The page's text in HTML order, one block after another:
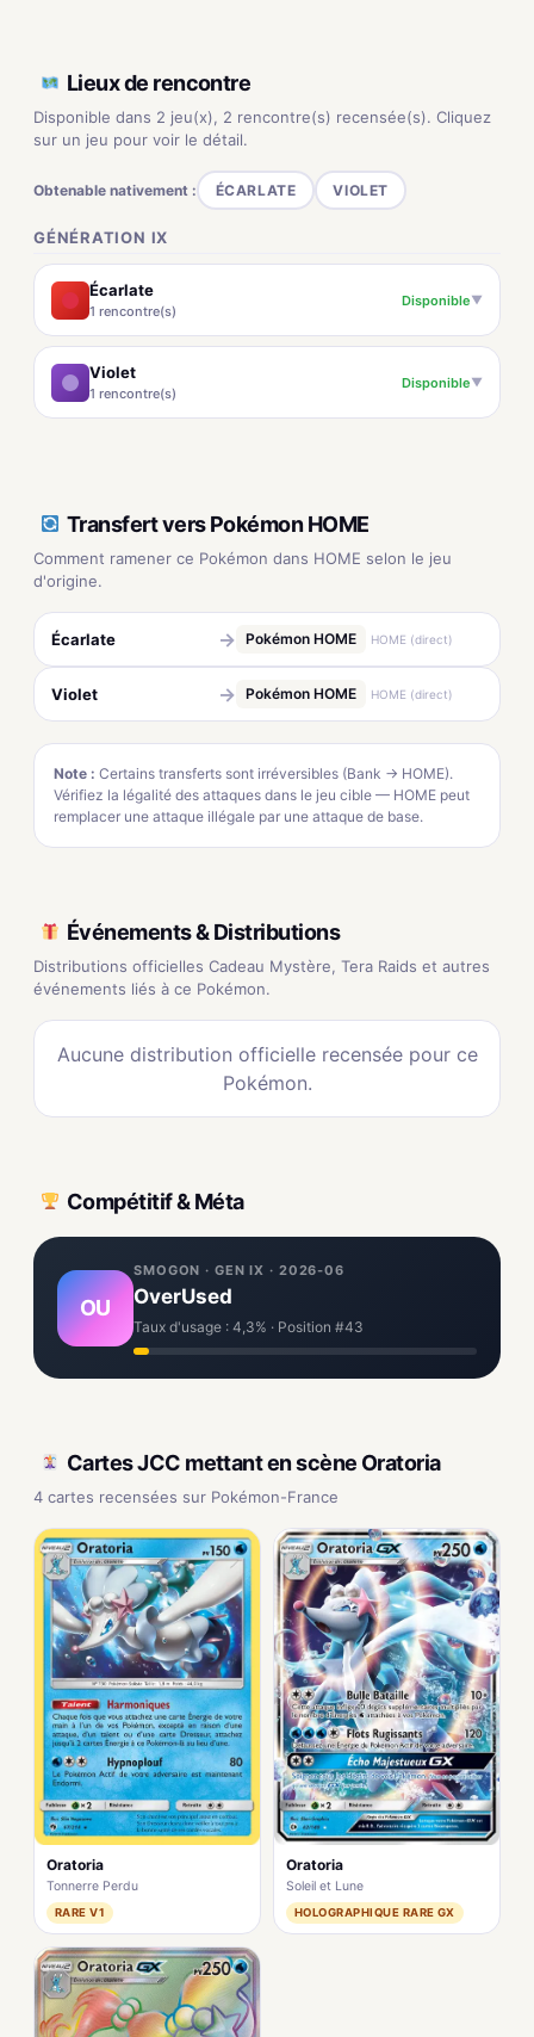
Lieux de rencontre
Disponible dans 2 jeu(x), 2 rencontre(s) recensée(s). Cliquez
sur un jeu pour voir le détail.
Obtenable nativement : ÉCARLATE VIOLET
GÉNÉRATION IX
Écarlate
1 rencontre(s)
Disponible▼
Violet
1 rencontre(s)
Disponible▼
Transfert vers Pokémon HOME
Comment ramener ce Pokémon dans HOME selon le jeu
d'origine.
Écarlate → Pokémon HOME HOME (direct)
Violet → Pokémon HOME HOME (direct)
Note : Certains transferts sont irréversibles (Bank → HOME).
Vérifiez la légalité des attaques dans le jeu cible — HOME peut
remplacer une attaque illégale par une attaque de base.
Événements & Distributions
Distributions officielles Cadeau Mystère, Tera Raids et autres
événements liés à ce Pokémon.
Aucune distribution officielle recensée pour ce
Pokémon.
Compétitif & Méta
OU
SMOGON · GEN IX · 2026-06
OverUsed
Taux d'usage : 4,3% · Position #43
Cartes JCC mettant en scène Oratoria
4 cartes recensées sur Pokémon-France
Oratoria
Tonnerre Perdu
RARE V1
Oratoria
Soleil et Lune
HOLOGRAPHIQUE RARE GX